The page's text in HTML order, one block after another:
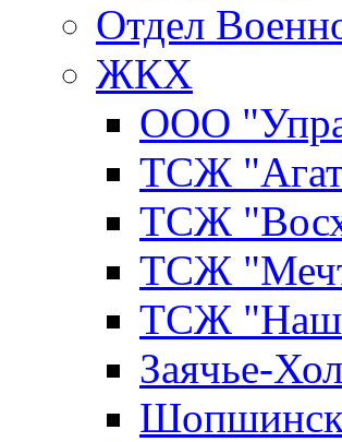
Отдел
ЖКХ
ООО
ТСЖ
ТСЖ
ТСЖ
ТСЖ "Наш
Заячье-